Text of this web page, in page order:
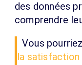
des données
comprendre
Vous
la